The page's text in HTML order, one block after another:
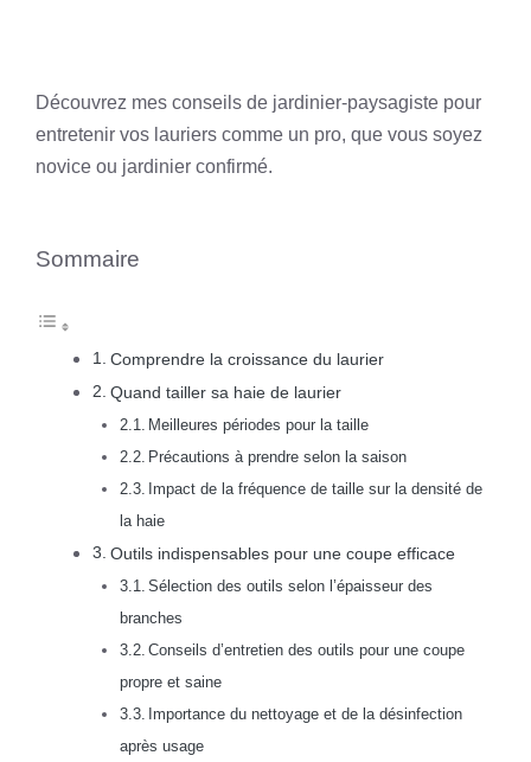
Découvrez mes conseils de jardinier-paysagiste pour
entretenir vos lauriers comme un pro, que vous soyez
novice ou jardinier confirmé.
Sommaire
Comprendre la croissance du laurier
Quand tailler sa haie de laurier
Meilleures périodes pour la taille
Précautions à prendre selon la saison
Impact de la fréquence de taille sur la densité de
la haie
Outils indispensables pour une coupe efficace
Sélection des outils selon l’épaisseur des
branches
Conseils d’entretien des outils pour une coupe
propre et saine
Importance du nettoyage et de la désinfection
après usage